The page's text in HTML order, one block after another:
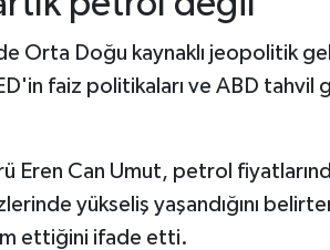
Orta Doğu kaynaklı jeopolitik
faiz politikaları ve ABD
Eren Can Umut, petrol
yükseliş yaşandığını
ettiğini ifade etti.